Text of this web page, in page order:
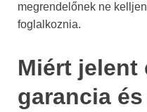
megrendelőnek ne
foglalkoznia.
Miért jelent
garancia